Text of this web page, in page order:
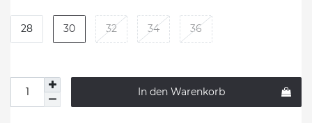
28 30 32 34 36
In den Warenkorb